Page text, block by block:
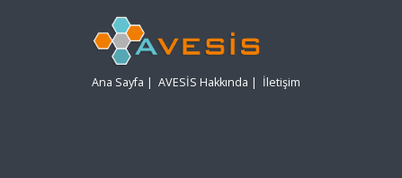
Ana Sayfa | AVESİS Hakkında | İletişim